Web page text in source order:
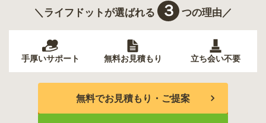
＼ライフドットが選ばれる ３ つの理由／
手厚いサポート 無料お見積もり 立ち会い不要
無料でお見積もり・ご提案